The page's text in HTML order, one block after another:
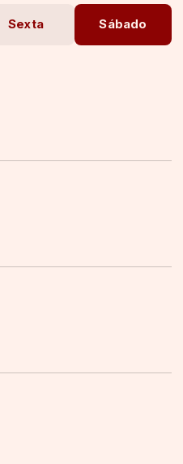
Sexta Sábado